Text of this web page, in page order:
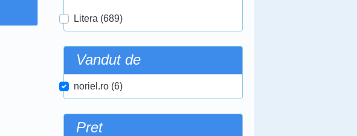
Litera (689)
Vandut de
noriel.ro (6)
Pret